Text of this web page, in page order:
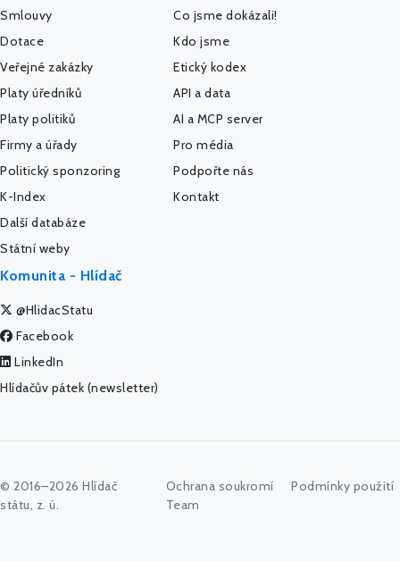
Smlouvy
Dotace
Veřejné zakázky
Platy úředníků
Platy politiků
Firmy a úřady
Politický sponzoring
K-Index
Další databáze
Státní weby
Co jsme dokázali!
Kdo jsme
Etický kodex
API a data
AI a MCP server
Pro média
Podpořte nás
Kontakt
Komunita - Hlídač
@HlidacStatu
Facebook
LinkedIn
Hlídačův pátek (newsletter)
© 2016–2026 Hlídač
státu, z. ú.
Ochrana soukromí
Podmínky použití
Team